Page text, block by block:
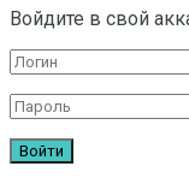
Войдите в свой